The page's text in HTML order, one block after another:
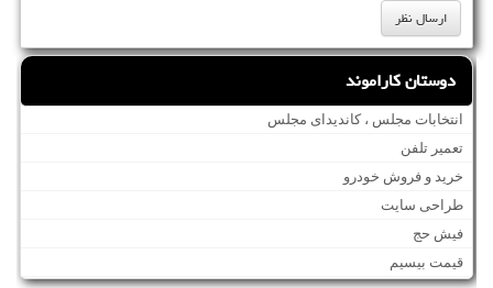
دوستان کاراموند
انتخابات مجلس ، کاندیدای مجلس
تعمیر تلفن
خرید و فروش خودرو
طراحی سایت
فیش حج
قیمت بیسیم